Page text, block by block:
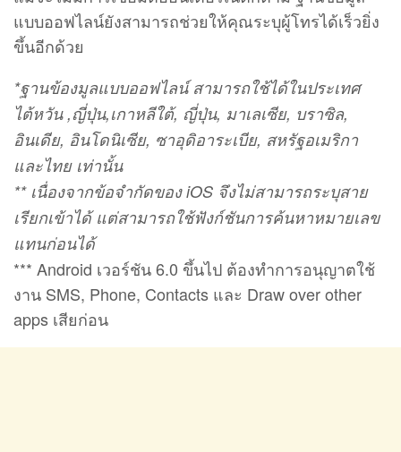
แบบออฟไลน์ยังสามารถช่วยให้คุณระบุผู้โทรได้เร็วยิ่ง
ขึ้นอีกด้วย
*ฐานข้องมูลแบบออฟไลน์ สามารถใช้ได้ในประเทศ
ไต้หวัน ,ญี่ปุ่น,เกาหลีใต้, ญี่ปุ่น, มาเลเซีย, บราซิล,
อินเดีย, อินโดนิเซีย, ซาอุดิอาระเบีย, สหรัฐอเมริกา
และไทย เท่านั้น
** เนื่องจากข้อจำกัดของ iOS จึงไม่สามารถระบุสาย
เรียกเข้าได้ แต่สามารถใช้ฟังก์ชันการค้นหาหมายเลข
แทนก่อนได้
*** Android เวอร์ชัน 6.0 ขึ้นไป ต้องทำการอนุญาตใช้
งาน SMS, Phone, Contacts และ Draw over other
apps เสียก่อน